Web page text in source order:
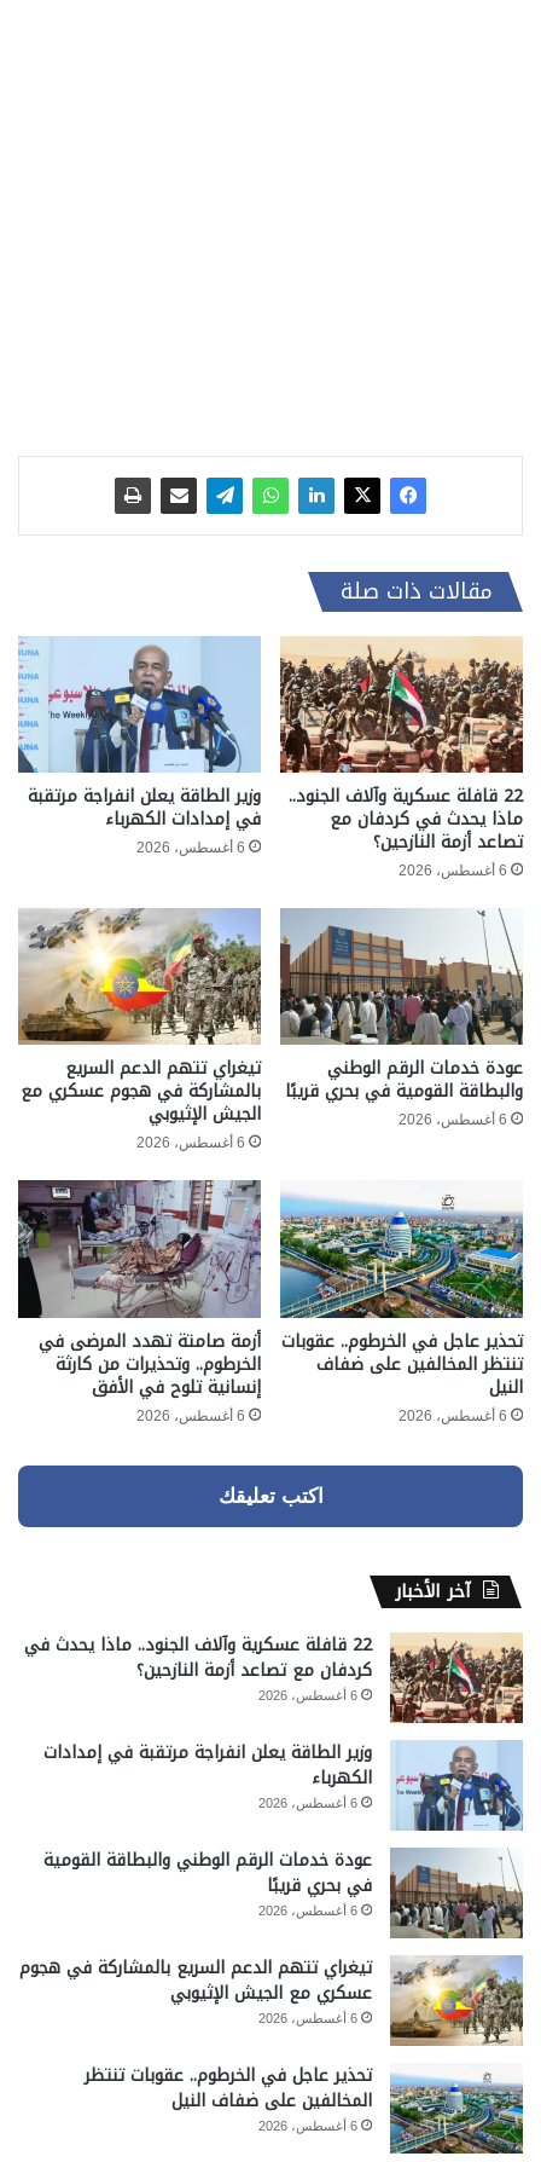
مقالات ذات صلة
22 قافلة عسكرية وآلاف الجنود..
ماذا يحدث في كردفان مع
تصاعد أزمة النازحين؟
6 أغسطس، 2026
وزير الطاقة يعلن انفراجة مرتقبة
في إمدادات الكهرباء
6 أغسطس، 2026
عودة خدمات الرقم الوطني
والبطاقة القومية في بحري قريبًا
6 أغسطس، 2026
تيغراي تتهم الدعم السريع
بالمشاركة في هجوم عسكري مع
الجيش الإثيوبي
6 أغسطس، 2026
تحذير عاجل في الخرطوم.. عقوبات
تنتظر المخالفين على ضفاف
النيل
6 أغسطس، 2026
أزمة صامتة تهدد المرضى في
الخرطوم.. وتحذيرات من كارثة
إنسانية تلوح في الأفق
6 أغسطس، 2026
اكتب تعليقك
آخر الأخبار
22 قافلة عسكرية وآلاف الجنود.. ماذا يحدث في
كردفان مع تصاعد أزمة النازحين؟
6 أغسطس، 2026
وزير الطاقة يعلن انفراجة مرتقبة في إمدادات
الكهرباء
6 أغسطس، 2026
عودة خدمات الرقم الوطني والبطاقة القومية
في بحري قريبًا
6 أغسطس، 2026
تيغراي تتهم الدعم السريع بالمشاركة في هجوم
عسكري مع الجيش الإثيوبي
6 أغسطس، 2026
تحذير عاجل في الخرطوم.. عقوبات تنتظر
المخالفين على ضفاف النيل
6 أغسطس، 2026